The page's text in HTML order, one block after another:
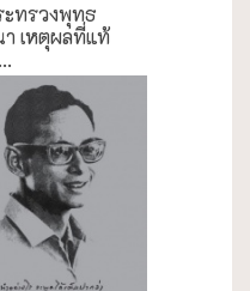
ะทรวงพุทธ
เหตุผลที่แท้